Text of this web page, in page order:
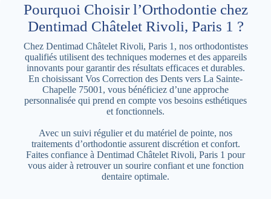
Pourquoi Choisir l’Orthodontie chez
Dentimad Châtelet Rivoli, Paris 1 ?
Chez Dentimad Châtelet Rivoli, Paris 1, nos orthodontistes
qualifiés utilisent des techniques modernes et des appareils
innovants pour garantir des résultats efficaces et durables.
En choisissant Vos Correction des Dents vers La Sainte-
Chapelle 75001, vous bénéficiez d’une approche
personnalisée qui prend en compte vos besoins esthétiques
et fonctionnels.
Avec un suivi régulier et du matériel de pointe, nos
traitements d’orthodontie assurent discrétion et confort.
Faites confiance à Dentimad Châtelet Rivoli, Paris 1 pour
vous aider à retrouver un sourire confiant et une fonction
dentaire optimale.